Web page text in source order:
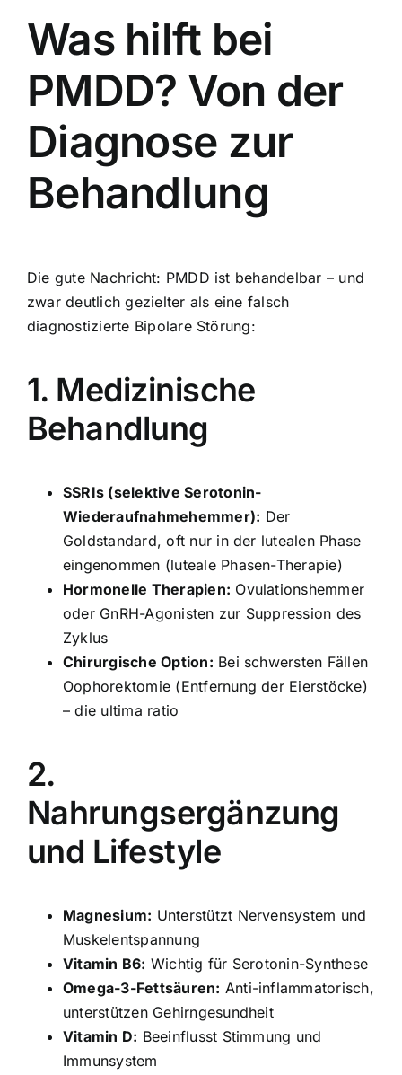
Was hilft bei
PMDD? Von der
Diagnose zur
Behandlung
Die gute Nachricht: PMDD ist behandelbar – und
zwar deutlich gezielter als eine falsch
diagnostizierte Bipolare Störung:
1. Medizinische
Behandlung
SSRIs (selektive Serotonin-
Wiederaufnahmehemmer): Der
Goldstandard, oft nur in der lutealen Phase
eingenommen (luteale Phasen-Therapie)
Hormonelle Therapien: Ovulationshemmer
oder GnRH-Agonisten zur Suppression des
Zyklus
Chirurgische Option: Bei schwersten Fällen
Oophorektomie (Entfernung der Eierstöcke)
– die ultima ratio
2.
Nahrungsergänzung
und Lifestyle
Magnesium: Unterstützt Nervensystem und
Muskelentspannung
Vitamin B6: Wichtig für Serotonin-Synthese
Omega-3-Fettsäuren: Anti-inflammatorisch,
unterstützen Gehirngesundheit
Vitamin D: Beeinflusst Stimmung und
Immunsystem